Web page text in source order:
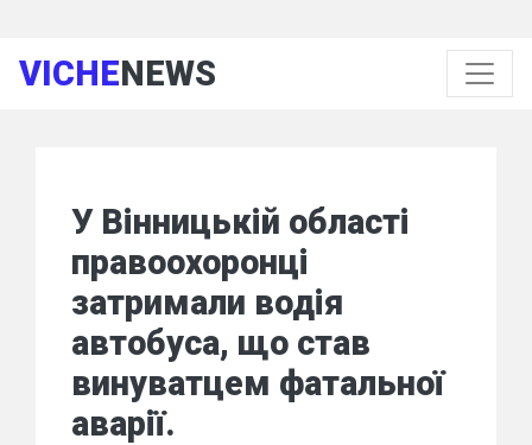
VICHENEWS
У Вінницькій області
правоохоронці
затримали водія
автобуса, що став
винуватцем фатальної
аварії.